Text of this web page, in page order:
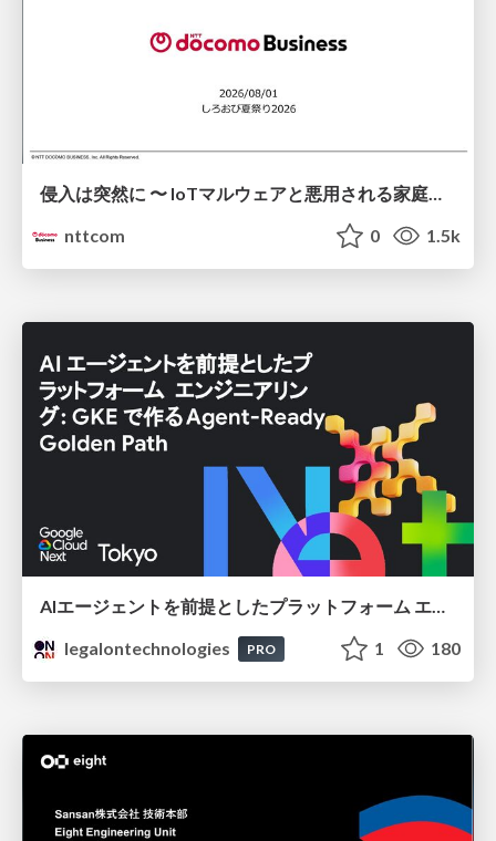
侵入は突然に 〜 IoTマルウェアと悪用される家庭の機器 ～ / When Intrusion Strikes: IoT Malware and the Abuse of Home Devices
nttcom
0 1.5k
legalontechnologies
PRO 1 180